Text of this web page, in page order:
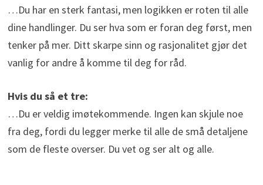
…Du har en sterk fantasi, men logikken er roten til alle
dine handlinger. Du ser hva som er foran deg først, men
tenker på mer. Ditt skarpe sinn og rasjonalitet gjør det
vanlig for andre å komme til deg for råd.
Hvis du så et tre:
…Du er veldig imøtekommende. Ingen kan skjule noe
fra deg, fordi du legger merke til alle de små detaljene
som de fleste overser. Du vet og ser alt og alle.